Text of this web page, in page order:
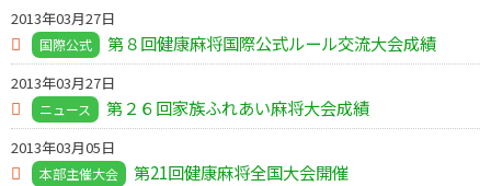
2013年03月27日
国際公式 第８回健康麻将国際公式ルール交流大会成績
2013年03月27日
ニュース 第２６回家族ふれあい麻将大会成績
2013年03月05日
本部主催大会 第21回健康麻将全国大会開催